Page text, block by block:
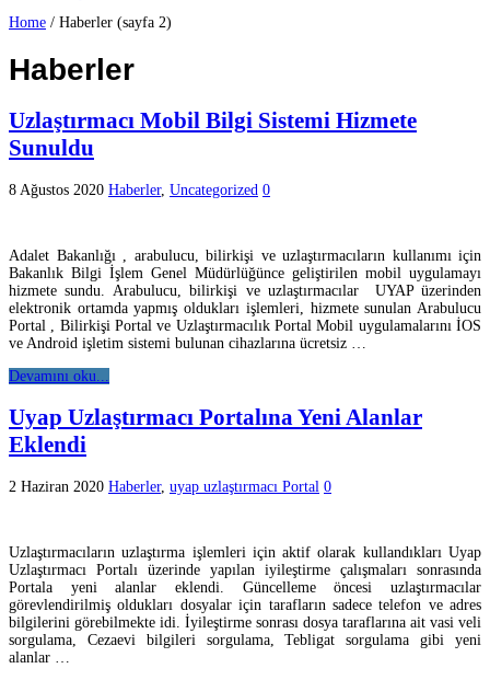
Home / Haberler (sayfa 2)
Haberler
Uzlaştırmacı Mobil Bilgi Sistemi Hizmete
Sunuldu
8 Ağustos 2020 Haberler, Uncategorized 0
Adalet Bakanlığı , arabulucu, bilirkişi ve uzlaştırmacıların kullanımı için
Bakanlık Bilgi İşlem Genel Müdürlüğünce geliştirilen mobil uygulamayı
hizmete sundu. Arabulucu, bilirkişi ve uzlaştırmacılar UYAP üzerinden
elektronik ortamda yapmış oldukları işlemleri, hizmete sunulan Arabulucu
Portal , Bilirkişi Portal ve Uzlaştırmacılık Portal Mobil uygulamalarını İOS
ve Android işletim sistemi bulunan cihazlarına ücretsiz …
Devamını oku...
Uyap Uzlaştırmacı Portalına Yeni Alanlar
Eklendi
2 Haziran 2020 Haberler, uyap uzlaştırmacı Portal 0
Uzlaştırmacıların uzlaştırma işlemleri için aktif olarak kullandıkları Uyap
Uzlaştırmacı Portalı üzerinde yapılan iyileştirme çalışmaları sonrasında
Portala yeni alanlar eklendi. Güncelleme öncesi uzlaştırmacılar
görevlendirilmiş oldukları dosyalar için tarafların sadece telefon ve adres
bilgilerini görebilmekte idi. İyileştirme sonrası dosya taraflarına ait vasi veli
sorgulama, Cezaevi bilgileri sorgulama, Tebligat sorgulama gibi yeni
alanlar …